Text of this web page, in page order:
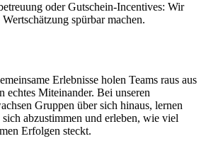
oder Gutschein-Incentives: Wir
spürbar machen.
Erlebnisse holen Teams raus aus
echtes Miteinander. Bei unseren
Gruppen über sich hinaus, lernen
abzustimmen und erleben, wie viel
Erfolgen steckt.